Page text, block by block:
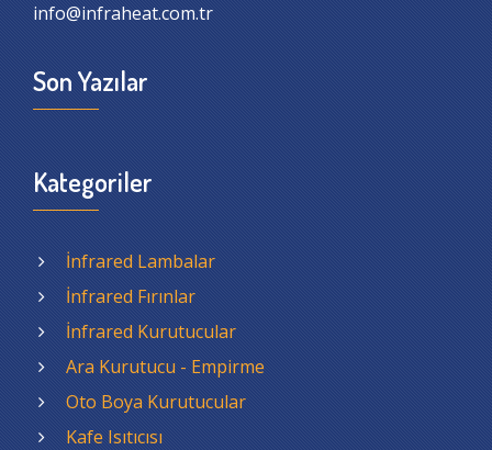
info@infraheat.com.tr
Son Yazılar
Kategoriler
İnfrared Lambalar
İnfrared Fırınlar
İnfrared Kurutucular
Ara Kurutucu - Empirme
Oto Boya Kurutucular
Kafe Isıtıcısı